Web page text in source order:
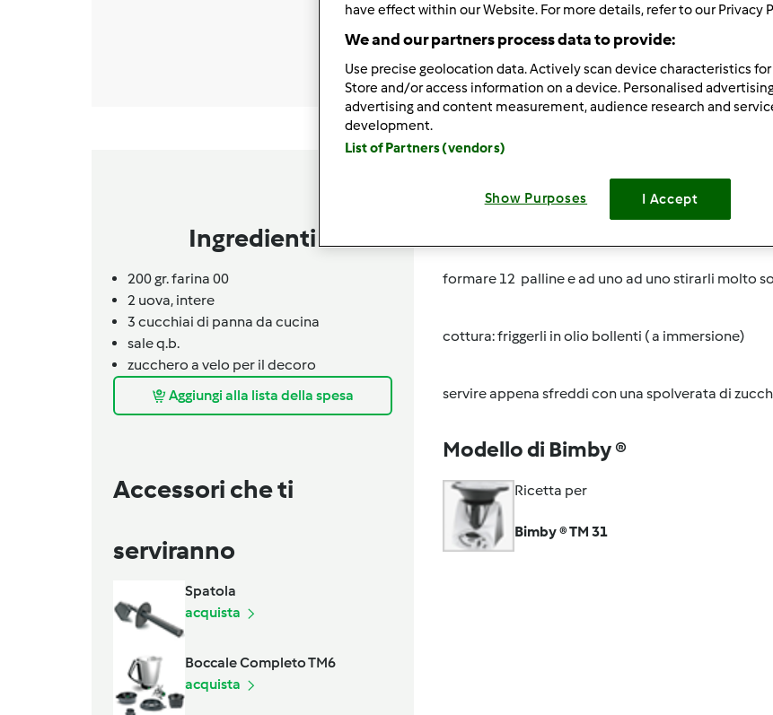
Difficoltà
Ingredienti
200 gr. farina 00
2 uova, intere
3 cucchiai di panna da cucina
sale q.b.
zucchero a velo per il decoro
Aggiungi alla lista della spesa
Accessori che ti
serviranno
Spatola
acquista
Boccale Completo TM6
acquista
Mettere tutti gli ingredienti nel 1min. vel.
formare 12 palline e ad uno ad uno stirarli molto
cottura: friggerli in olio bollenti ( a immersione)
servire appena sfreddi con una spolverata di
Modello di Bimby ®
Ricetta per
Bimby ® TM 31
have effect within our Website. For more details, refer to our Privacy
We and our partners process data to provide:
Use precise geolocation data. Actively scan device characteristics
Store and/or access information on a device. Personalised
advertising and content measurement, audience research and
development.
List of Partners (vendors)
Show Purposes I Accept